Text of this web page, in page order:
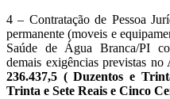
4 – Contratação de Pessoa
permanente (moveis e
Saúde de Água Branca/PI
demais exigências previstas
236.437,5 ( Duzentos e
Trinta e Sete Reais e Cinco